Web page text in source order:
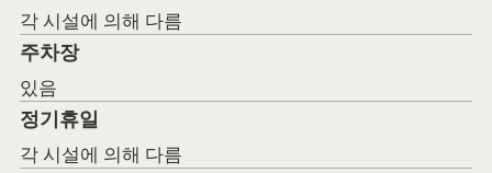
각 시설에 의해 다름
주차장
있음
정기휴일
각 시설에 의해 다름